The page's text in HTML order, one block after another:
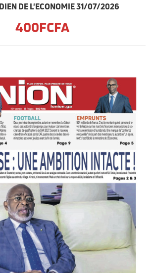
DE L'ECONOMIE 31/07/2026
400FCFA